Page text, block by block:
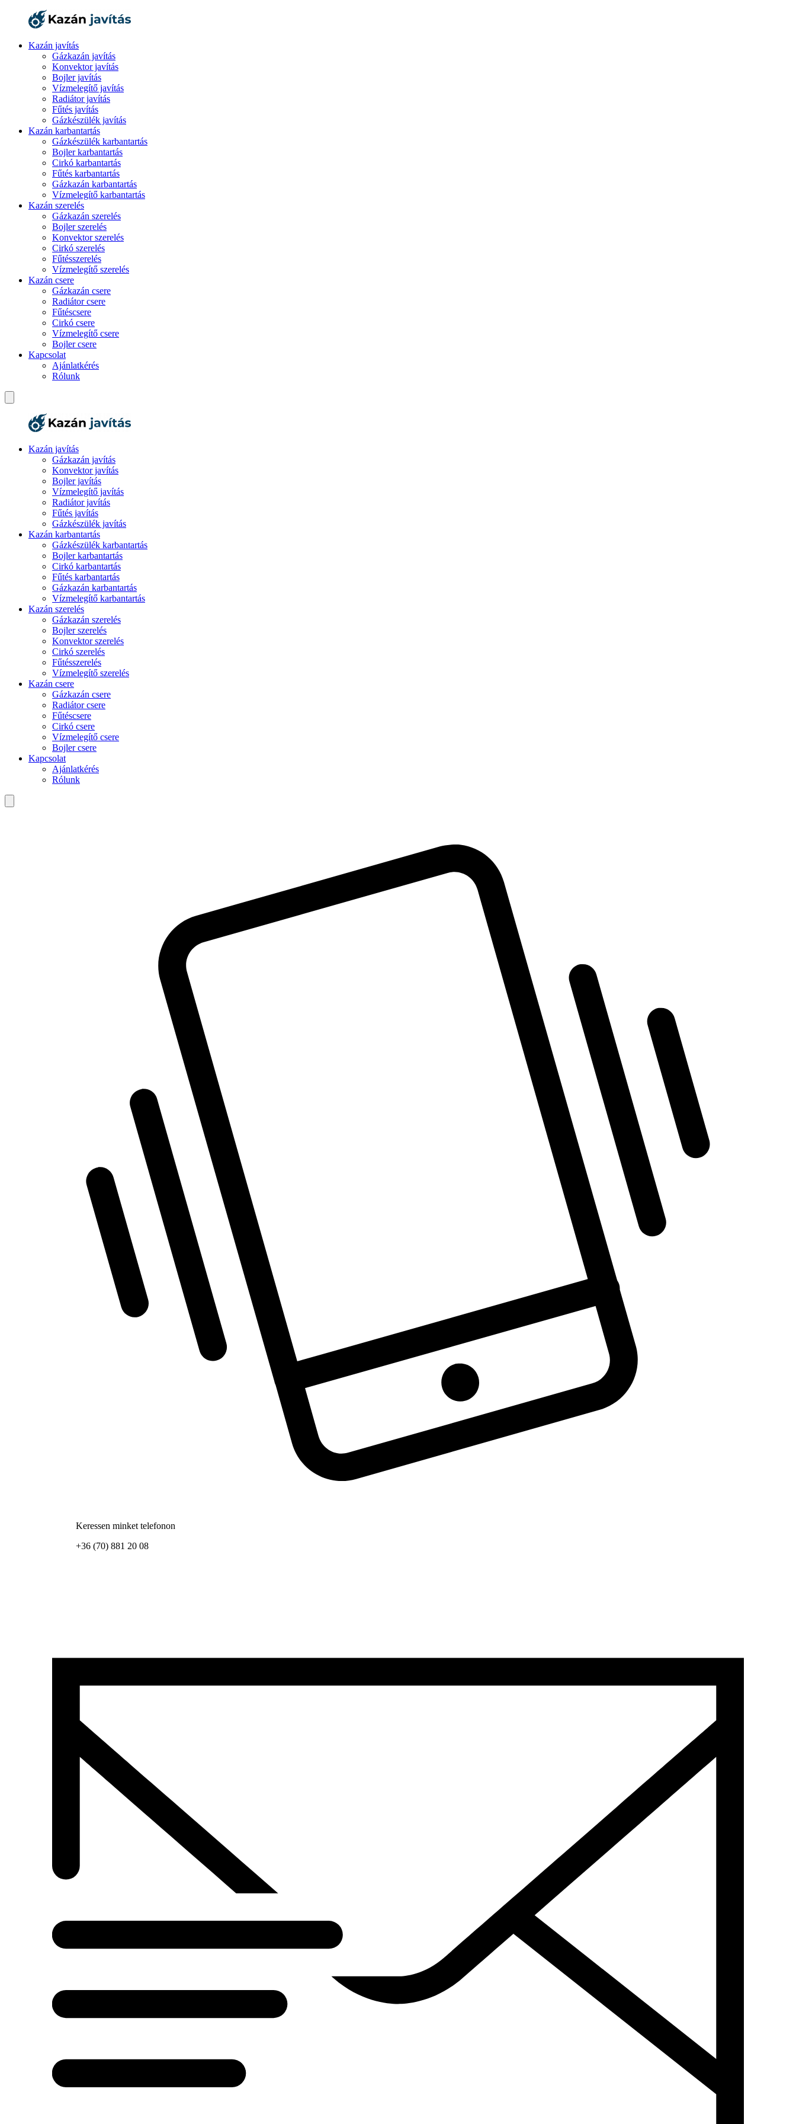
Kazán javítás
Gázkazán javítás
Konvektor javítás
Bojler javítás
Vízmelegítő javítás
Radiátor javítás
Fűtés javítás
Gázkészülék javítás
Kazán karbantartás
Gázkészülék karbantartás
Bojler karbantartás
Cirkó karbantartás
Fűtés karbantartás
Gázkazán karbantartás
Vízmelegítő karbantartás
Kazán szerelés
Gázkazán szerelés
Bojler szerelés
Konvektor szerelés
Cirkó szerelés
Fűtésszerelés
Vízmelegítő szerelés
Kazán csere
Gázkazán csere
Radiátor csere
Fűtéscsere
Cirkó csere
Vízmelegítő csere
Bojler csere
Kapcsolat
Ajánlatkérés
Rólunk
Kazán javítás
Gázkazán javítás
Konvektor javítás
Bojler javítás
Vízmelegítő javítás
Radiátor javítás
Fűtés javítás
Gázkészülék javítás
Kazán karbantartás
Gázkészülék karbantartás
Bojler karbantartás
Cirkó karbantartás
Fűtés karbantartás
Gázkazán karbantartás
Vízmelegítő karbantartás
Kazán szerelés
Gázkazán szerelés
Bojler szerelés
Konvektor szerelés
Cirkó szerelés
Fűtésszerelés
Vízmelegítő szerelés
Kazán csere
Gázkazán csere
Radiátor csere
Fűtéscsere
Cirkó csere
Vízmelegítő csere
Bojler csere
Kapcsolat
Ajánlatkérés
Rólunk
Keressen minket telefonon
+36 (70) 881 20 08